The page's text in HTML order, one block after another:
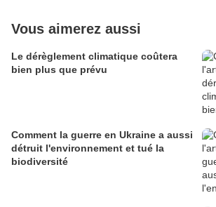
Vous aimerez aussi
Le dérèglement climatique coûtera
bien plus que prévu
Comment la guerre en Ukraine a aussi
détruit l'environnement et tué la
biodiversité